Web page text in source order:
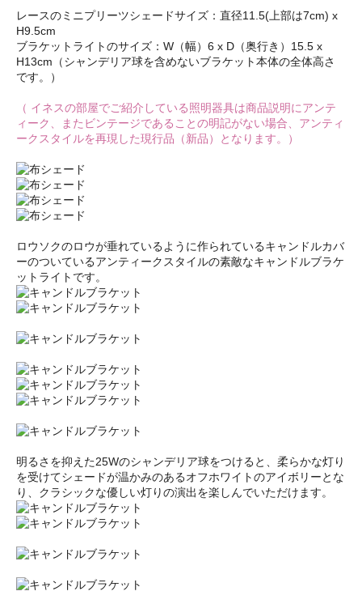
レースのミニプリーツシェードサイズ：直径11.5(上部は7cm) x
H9.5cm
ブラケットライトのサイズ：W（幅）6 x D（奥行き）15.5 x
H13cm（シャンデリア球を含めないブラケット本体の全体高さ
です。）
（ イネスの部屋でご紹介している照明器具は商品説明にアンテ
ィーク、またビンテージであることの明記がない場合、アンティ
ークスタイルを再現した現行品（新品）となります。）
ロウソクのロウが垂れているように作られているキャンドルカバ
ーのついているアンティークスタイルの素敵なキャンドルブラケ
ットライトです。
明るさを抑えた25Wのシャンデリア球をつけると、柔らかな灯り
を受けてシェードが温かみのあるオフホワイトのアイボリーとな
り、クラシックな優しい灯りの演出を楽しんでいただけます。